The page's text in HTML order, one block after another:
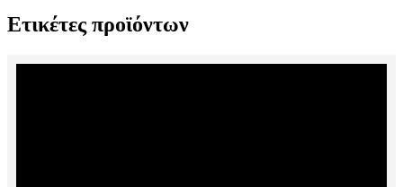
Ετικέτες προϊόντων